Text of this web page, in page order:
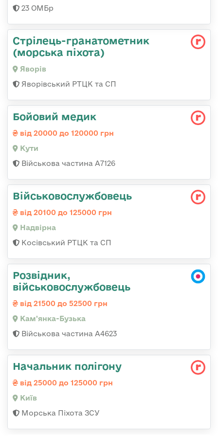
23 ОМБр
Стрілець-гранатометник
(морська піхота)
Яворів
Яворівський РТЦК та СП
Бойовий медик
від 20000 до 120000 грн
Кути
Військова частина А7126
Військовослужбовець
від 20100 до 125000 грн
Надвірна
Косівський РТЦК та СП
Розвідник,
військовослужбовець
від 21500 до 52500 грн
Кам'янка-Бузька
Військова частина А4623
Начальник полігону
від 25000 до 125000 грн
Київ
Морська Піхота ЗСУ